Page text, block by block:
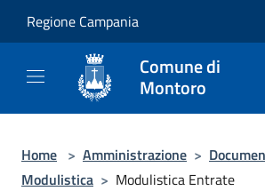
Regione Campania
Comune di
Montoro
Home > Amministrazione >
Modulistica > Modulistica Entrate